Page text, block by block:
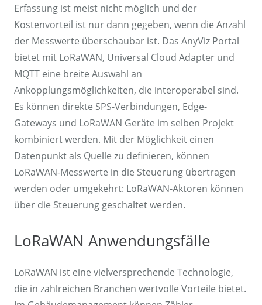
Erfassung ist meist nicht möglich und der
Kostenvorteil ist nur dann gegeben, wenn die Anzahl
der Messwerte überschaubar ist. Das AnyViz Portal
bietet mit LoRaWAN, Universal Cloud Adapter und
MQTT eine breite Auswahl an
Ankopplungsmöglichkeiten, die interoperabel sind.
Es können direkte SPS-Verbindungen, Edge-
Gateways und LoRaWAN Geräte im selben Projekt
kombiniert werden. Mit der Möglichkeit einen
Datenpunkt als Quelle zu definieren, können
LoRaWAN-Messwerte in die Steuerung übertragen
werden oder umgekehrt: LoRaWAN-Aktoren können
über die Steuerung geschaltet werden.
LoRaWAN Anwendungsfälle
LoRaWAN ist eine vielversprechende Technologie,
die in zahlreichen Branchen wertvolle Vorteile bietet.